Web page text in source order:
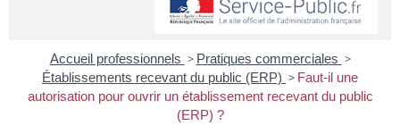
Accueil professionnels > Pratiques commerciales >
Établissements recevant du public (ERP) > Faut-il une
autorisation pour ouvrir un établissement recevant du public
(ERP) ?